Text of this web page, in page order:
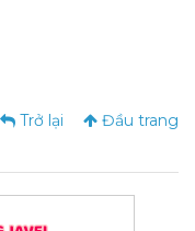
Trở lại Đầu trang